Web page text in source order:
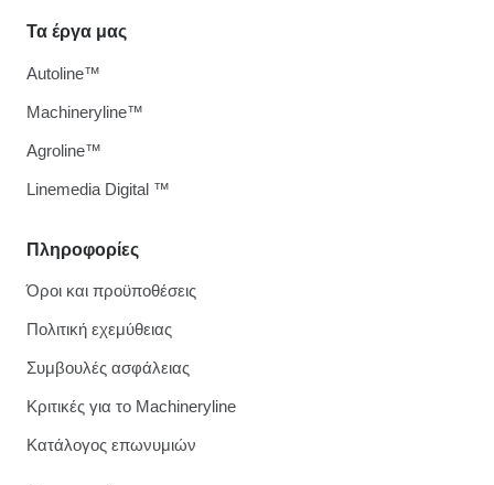
Πληροφορίες
Όροι και προϋποθέσεις
Πολιτική εχεμύθειας
Συμβουλές ασφάλειας
Κριτικές για το Machineryline
Κατάλογος επωνυμιών
Τα έργα μας
Autoline™
Machineryline™
Agroline™
Linemedia Digital ™